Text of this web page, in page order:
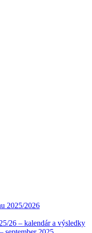
2025/2026
26 – kalendár a výsledky